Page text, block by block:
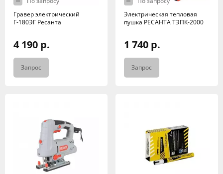
Гравер электрический
Г-180ЭГ Ресанта
4 190 р.
Запрос
Электрическая тепловая
пушка РЕСАНТА ТЭПК-2000
1 740 р.
Запрос